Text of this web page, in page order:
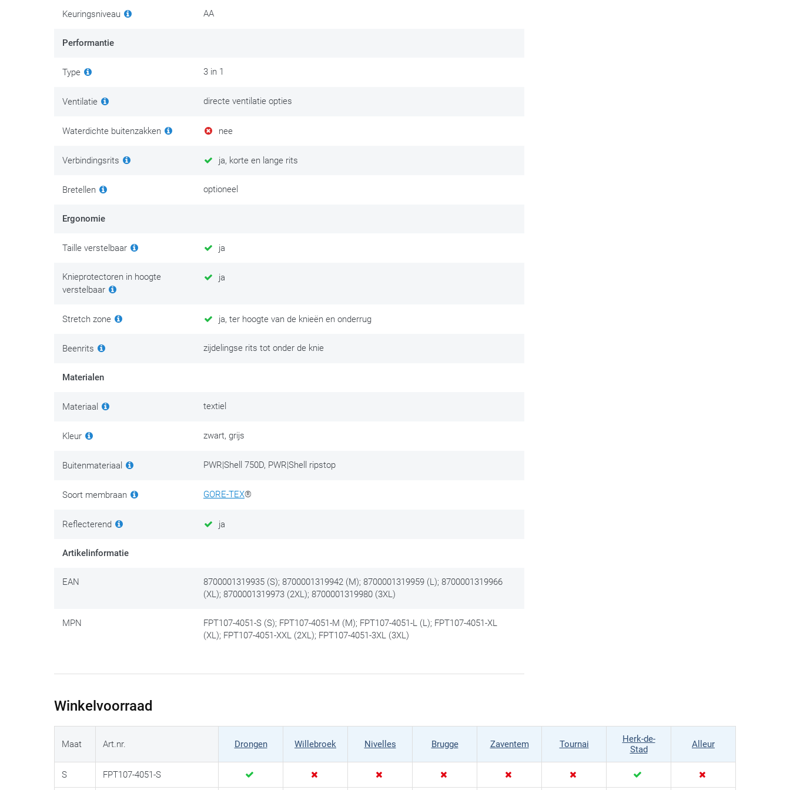
Keuringsniveau AA
Performantie
Type 3 in 1
Ventilatie directe ventilatie opties
Waterdichte buitenzakken nee
Verbindingsrits ja, korte en lange rits
Bretellen optioneel
Ergonomie
Taille verstelbaar ja
Knieprotectoren in hoogte
verstelbaar
ja
Stretch zone ja, ter hoogte van de knieën en onderrug
Beenrits zijdelingse rits tot onder de knie
Materialen
Materiaal textiel
Kleur zwart, grijs
Buitenmateriaal PWR|Shell 750D, PWR|Shell ripstop
Soort membraan GORE-TEX®
Reflecterend ja
Artikelinformatie
EAN
8700001319935 (S); 8700001319942 (M); 8700001319959 (L); 8700001319966
(XL); 8700001319973 (2XL); 8700001319980 (3XL)
MPN
FPT107-4051-S (S); FPT107-4051-M (M); FPT107-4051-L (L); FPT107-4051-XL
(XL); FPT107-4051-XXL (2XL); FPT107-4051-3XL (3XL)
Winkelvoorraad
Maat Art.nr. Drongen Willebroek Nivelles Brugge Zaventem Tournai
Herk-de-
Stad
Alleur
S FPT107-4051-S